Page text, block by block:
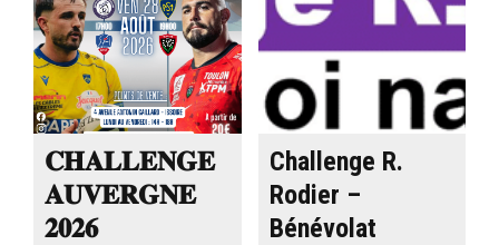
𝐂𝐇𝐀𝐋𝐋𝐄𝐍𝐆𝐄
𝐀𝐔𝐕𝐄𝐑𝐆𝐍𝐄
𝟐𝟎𝟐𝟔
Challenge R.
Rodier –
Bénévolat